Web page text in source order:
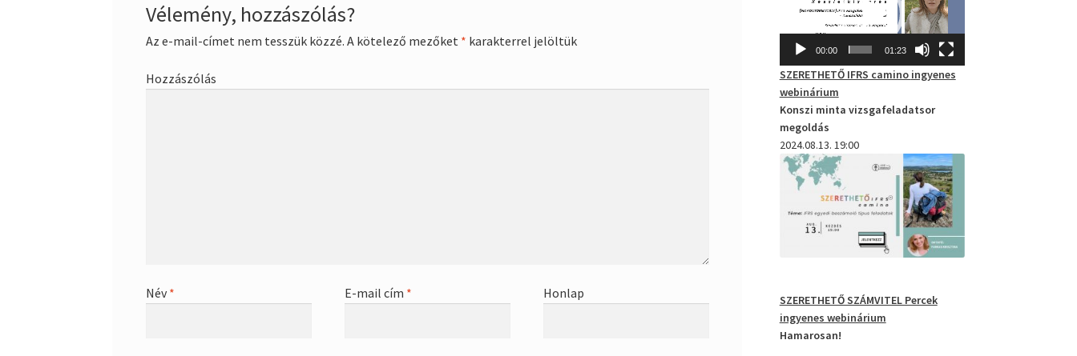
Vélemény, hozzászólás?
Az e-mail-címet nem tesszük közzé. A kötelező mezőket * karakterrel jelöltük
Hozzászólás
Név * E-mail cím * Honlap
00:00 01:23
SZERETHETŐ IFRS camino ingyenes
webinárium
Konszi minta vizsgafeladatsor
megoldás
2024.08.13. 19:00
SZERETHETŐ SZÁMVITEL Percek
ingyenes webinárium
Hamarosan!